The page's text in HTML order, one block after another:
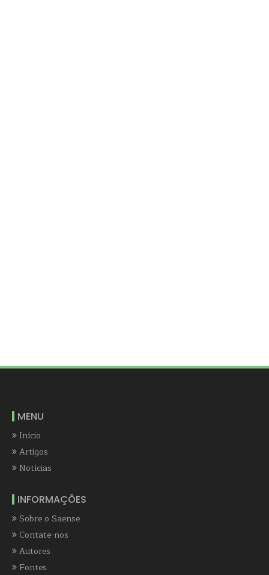
MENU
Início
Artigos
Notícias
INFORMAÇÕES
Sobre o Saense
Contate-nos
Autores
Fontes